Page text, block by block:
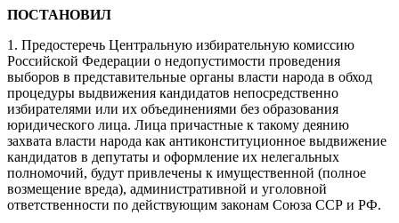
ПОСТАНОВИЛ
1. Предостеречь Центральную избирательную комиссию
Российской Федерации о недопустимости проведения
выборов в представительные органы власти народа в обход
процедуры выдвижения кандидатов непосредственно
избирателями или их объединениями без образования
юридического лица. Лица причастные к такому деянию
захвата власти народа как антиконституционное выдвижение
кандидатов в депутаты и оформление их нелегальных
полномочий, будут привлечены к имущественной (полное
возмещение вреда), административной и уголовной
ответственности по действующим законам Союза ССР и РФ.